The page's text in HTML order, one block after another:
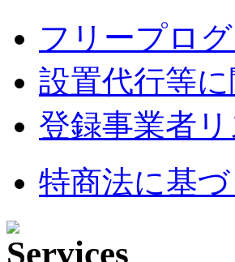
フリープロ
設置代行等
登録事業者リ
特商法に基